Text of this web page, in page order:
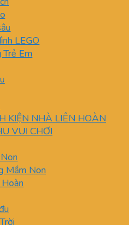
LEGO
Em
KIỆN NHÀ LIÊN HOÀN
VUI CHƠI
Mầm Non